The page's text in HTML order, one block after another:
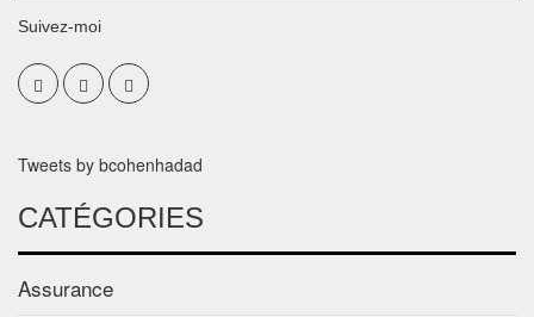
Suivez-moi
Tweets by bcohenhadad
CATÉGORIES
Assurance